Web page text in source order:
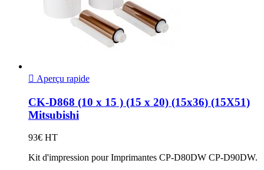
 Aperçu rapide
CK-D868 (10 x 15 ) (15 x 20) (15x36) (15X51)
Mitsubishi
93€ HT
Kit d'impression pour Imprimantes CP-D80DW CP-D90DW.